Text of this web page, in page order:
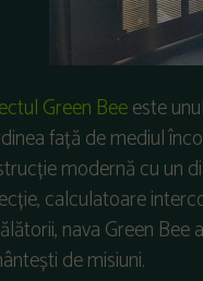
Green Beeeste
față de mediul
modernă cu un
calculatoare
nava Green
de misiuni.